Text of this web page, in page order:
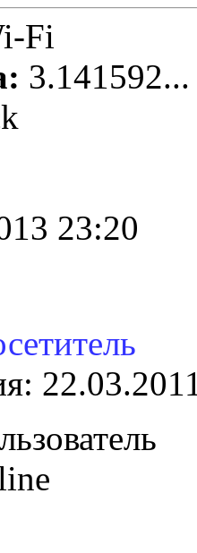
Fi
23:20